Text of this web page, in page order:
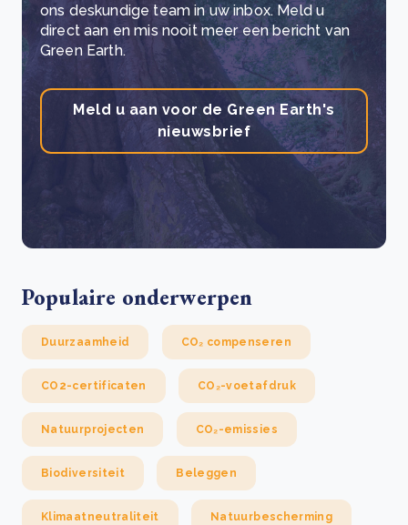
ons deskundige team in uw inbox. Meld u
direct aan en mis nooit meer een bericht van
Green Earth.
Meld u aan voor de Green Earth's
nieuwsbrief
Populaire onderwerpen
Duurzaamheid CO₂ compenseren
CO2-certificaten CO₂-voetafdruk
Natuurprojecten CO₂-emissies
Biodiversiteit Beleggen
Klimaatneutraliteit Natuurbescherming